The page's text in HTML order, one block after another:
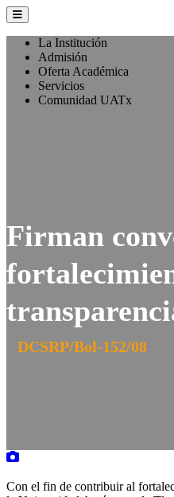
La Institución
Admisión
Oferta Académica
Servicios
Comunidad UATx
Firman
DCSRP/Bol-152/08
Con el fin de contribuir al